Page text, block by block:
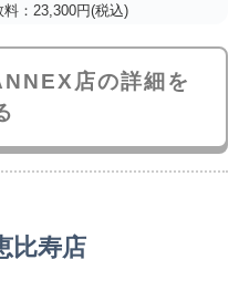
料：23,300円(税込)
店の詳細を
比寿店